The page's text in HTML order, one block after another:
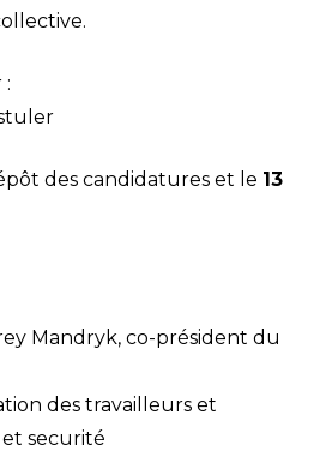
des candidatures et le 13
Mandryk, co-président du
des travailleurs et
et securité